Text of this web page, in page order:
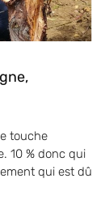
touche
10 % donc qui
qui est dû